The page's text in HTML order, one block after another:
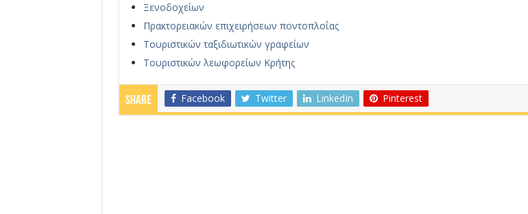
Ξενοδοχείων
Πρακτορειακών επιχειρήσεων ποντοπλοΐας
Τουριστικών ταξιδιωτικών γραφείων
Τουριστικών λεωφορείων Κρήτης
Share Facebook Twitter LinkedIn Pinterest